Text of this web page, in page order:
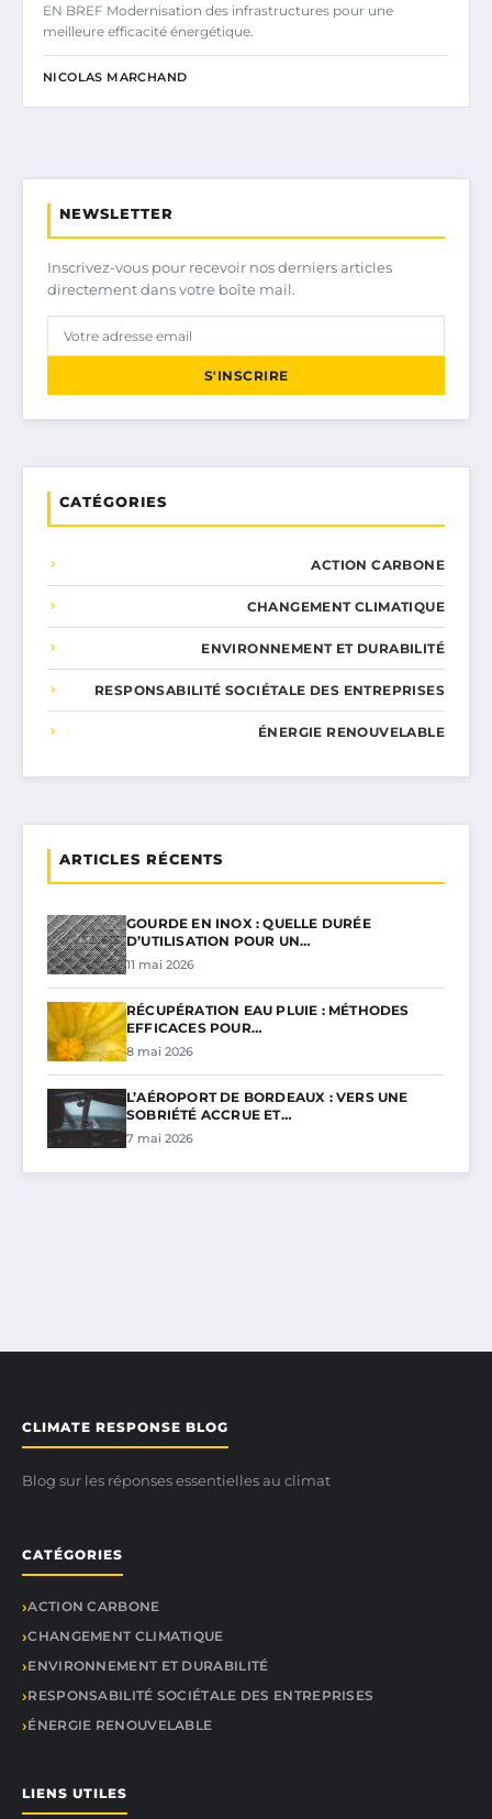
EN BREF Modernisation des infrastructures pour une
meilleure efficacité énergétique.
NICOLAS MARCHAND
NEWSLETTER
Inscrivez-vous pour recevoir nos derniers articles
directement dans votre boîte mail.
S'INSCRIRE
CATÉGORIES
ACTION CARBONE
CHANGEMENT CLIMATIQUE
ENVIRONNEMENT ET DURABILITÉ
RESPONSABILITÉ SOCIÉTALE DES ENTREPRISES
ÉNERGIE RENOUVELABLE
ARTICLES RÉCENTS
GOURDE EN INOX : QUELLE DURÉE
D’UTILISATION POUR UN…
11 mai 2026
RÉCUPÉRATION EAU PLUIE : MÉTHODES
EFFICACES POUR…
8 mai 2026
L’AÉROPORT DE BORDEAUX : VERS UNE
SOBRIÉTÉ ACCRUE ET…
7 mai 2026
CLIMATE RESPONSE BLOG
Blog sur les réponses essentielles au climat
CATÉGORIES
ACTION CARBONE
CHANGEMENT CLIMATIQUE
ENVIRONNEMENT ET DURABILITÉ
RESPONSABILITÉ SOCIÉTALE DES ENTREPRISES
ÉNERGIE RENOUVELABLE
LIENS UTILES